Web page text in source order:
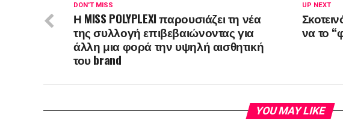
UP NEXT
να το
DON'T MISS
Η MISS POLYPLEXI παρουσιάζει τη νέα
της συλλογή επιβεβαιώνοντας για
άλλη μια φορά την υψηλή αισθητική
του brand
YOU MAY LIKE